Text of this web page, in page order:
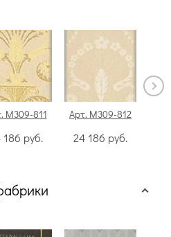
M309-811
186 руб.
Арт. M309-812
24 186 руб.